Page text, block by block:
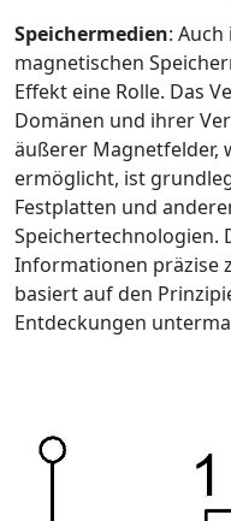
Speichermedien:
magnetischen
Effekt eine Rolle. Das
Domänen und ihrer
äußerer Magnetfelder,
ermöglicht, ist
Festplatten und
Speichertechnologien.
Informationen präzise
basiert auf den
Entdeckungen